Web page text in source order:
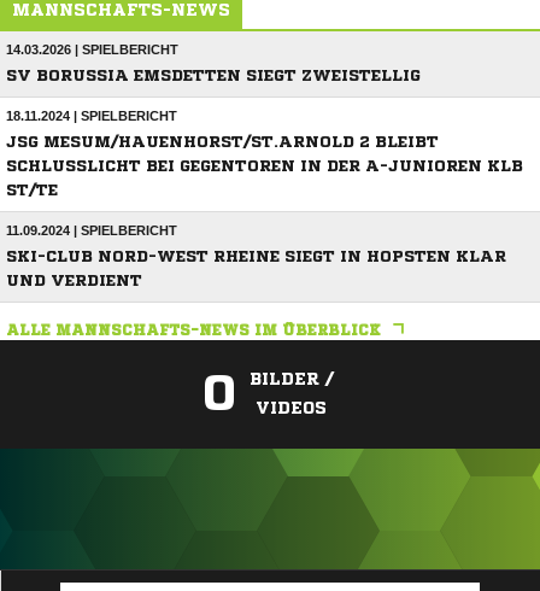
MANNSCHAFTS-NEWS
14.03.2026 | SPIELBERICHT
SV BORUSSIA EMSDETTEN SIEGT ZWEISTELLIG
18.11.2024 | SPIELBERICHT
JSG MESUM/HAUENHORST/ST.ARNOLD 2 BLEIBT
SCHLUSSLICHT BEI GEGENTOREN IN DER A-JUNIOREN KLB
ST/TE
11.09.2024 | SPIELBERICHT
SKI-CLUB NORD-WEST RHEINE SIEGT IN HOPSTEN KLAR
UND VERDIENT
ALLE MANNSCHAFTS-NEWS IM ÜBERBLICK
0
BILDER /
VIDEOS
ANZEIGE